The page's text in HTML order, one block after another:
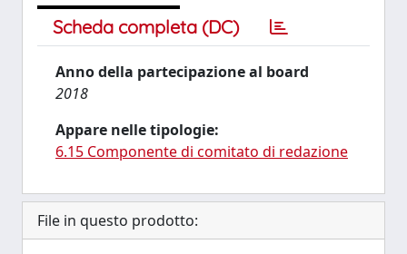
Scheda completa (DC)
Anno della partecipazione al board
2018
Appare nelle tipologie:
6.15 Componente di comitato di redazione
File in questo prodotto: